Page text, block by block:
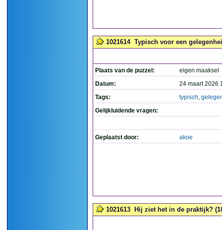
1021614 Typisch voor een
Plaats van de puzzel:
eigen maaksel
Datum:
24 maart 2026
Tags:
typisch,
Gelijkluidende vragen:
Geplaatst door: akoe
1021613 Hij ziet het in de praktijk?